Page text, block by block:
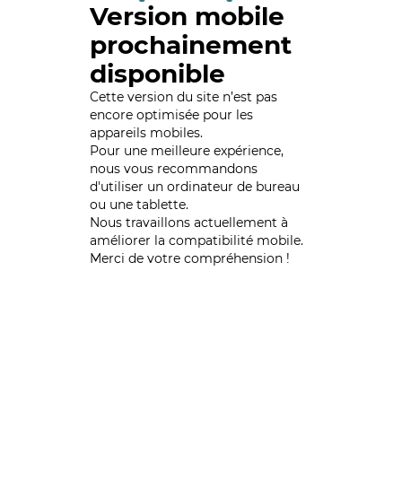
Version mobile
prochainement
disponible
Cette version du site n’est pas
encore optimisée pour les
appareils mobiles.
Pour une meilleure expérience,
nous vous recommandons
d'utiliser un ordinateur de bureau
ou une tablette.
Nous travaillons actuellement à
améliorer la compatibilité mobile.
Merci de votre compréhension !